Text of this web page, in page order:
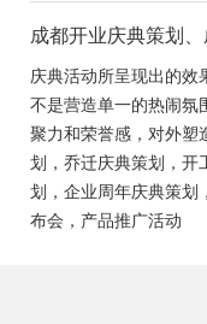
成都开业庆典策划
策划、成都启动仪
工仪式策划、成都
成都奠基仪式策划
策划、成都揭牌仪
庆典活动所呈现出的效
不是营造单一的热闹氛
聚力和荣誉感，对外塑
划，乔迁庆典策划，开
划，企业周年庆典策划
布会，产品推广活动